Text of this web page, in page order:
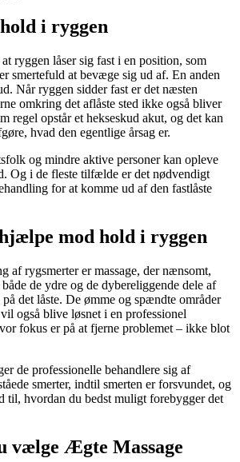
i ryggen
ryggen låser sig fast i en position, som
smertefuld at bevæge sig ud af. En anden
Når ryggen sidder fast er det næsten
omkring det aflåste sted ikke også bliver
regel opstår et hekseskud akut, og det kan
hvad den egentlige årsag er.
og mindre aktive personer kan opleve
Og i de fleste tilfælde er det nødvendigt
for at komme ud af den fastlåste
mod hold i ryggen
af rygsmerter er massage, der nænsomt,
de ydre og de dybereliggende dele af
det låste. De ømme og spændte områder
også blive løsnet i en professionel
fokus er på at fjerne problemet – ikke blot
de professionelle behandlere sig af
smerter, indtil smerten er forsvundet, og
til, hvordan du bedst muligt forebygger det
vælge Ægte Massage